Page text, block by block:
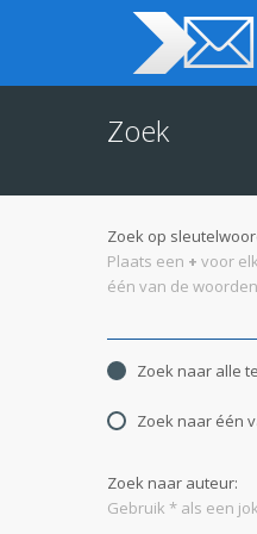
Zoek
Zoek op
Plaats een + voor
één van de
Zoek naar alle
Zoek naar één
Zoek naar auteur:
Gebruik * als een